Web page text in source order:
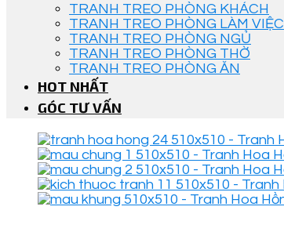
TRANH TREO PHÒNG KHÁCH
TRANH TREO PHÒNG LÀM VIỆC
TRANH TREO PHÒNG NGỦ
TRANH TREO PHÒNG THỜ
TRANH TREO PHÒNG ĂN
HOT NHẤT
GÓC TƯ VẤN